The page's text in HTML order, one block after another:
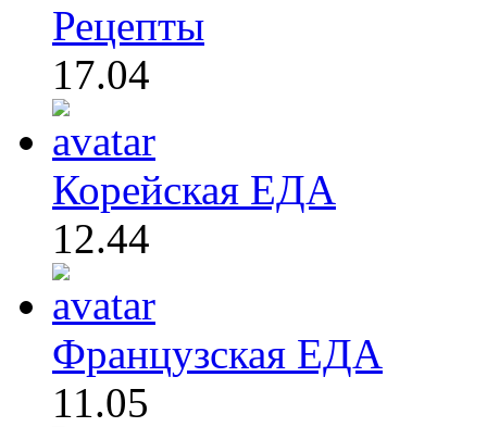
Рецепты
17.04
Корейская ЕДА
12.44
Французская ЕДА
11.05